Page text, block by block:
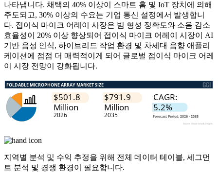
나타냅니다. 채택의 40% 이상이 스마트 홈 및 IoT 장치에 의해
주도되고, 30% 이상의 수요는 기업 통신 설정에서 발생합니
다. 접이식 마이크 어레이 시장은 빔 형성 정확도와 소음 감소
효율성이 20% 이상 향상되어 접이식 마이크 어레이 시장이 AI
기반 음성 인식, 하이브리드 작업 환경 및 차세대 음향 애플리
케이션에 점점 더 매력적이게 되어 글로벌 접이식 마이크 어레
이 시장 전망이 강화됩니다.
지역별 분석 및 수익 추정을 위해 전체 데이터 테이블, 세그먼
트 분석 및 경쟁 환경이 필요합니다.